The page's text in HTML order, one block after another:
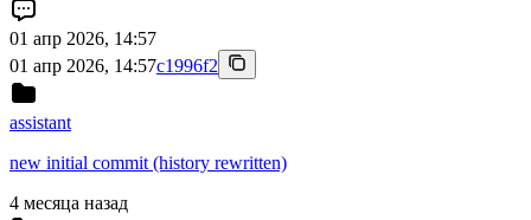
01 апр 2026, 14:57
01 апр 2026, 14:57c1996f2
assistant
new initial commit (history rewritten)
4 месяца назад